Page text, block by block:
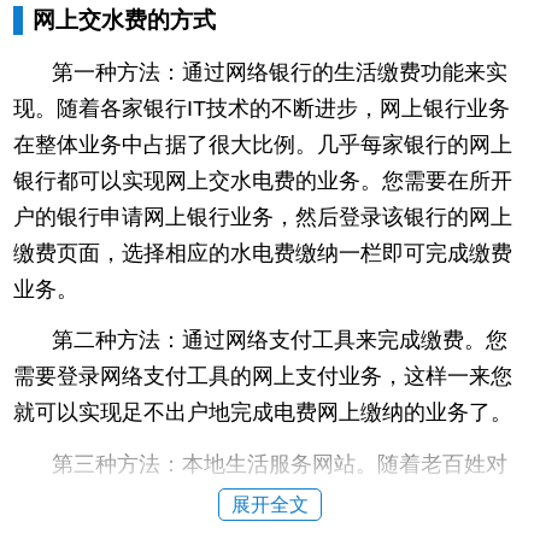
网上交水费的方式
第一种方法：通过网络银行的生活缴费功能来实
现。随着各家银行IT技术的不断进步，网上银行业务
在整体业务中占据了很大比例。几乎每家银行的网上
银行都可以实现网上交水电费的业务。您需要在所开
户的银行申请网上银行业务，然后登录该银行的网上
缴费页面，选择相应的水电费缴纳一栏即可完成缴费
业务。
第二种方法：通过网络支付工具来完成缴费。您
需要登录网络支付工具的网上支付业务，这样一来您
就可以实现足不出户地完成电费网上缴纳的业务了。
第三种方法：本地生活服务网站。随着老百姓对
生活质量要求的提高，政府职能部门也开始着手实施
展开全文